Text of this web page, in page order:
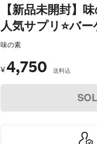
【新品未開封】
人気サプリ⭐バ
味の素
¥4,750 送料込